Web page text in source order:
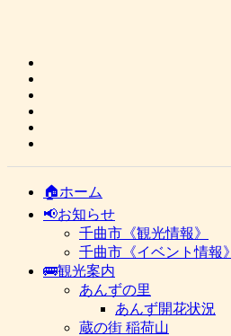
🏠ホーム
📢お知らせ
千曲市《観光情報》
千曲市《イベント情報》
🚌観光案内
あんずの里
あんず開花状況
蔵の街 稲荷山